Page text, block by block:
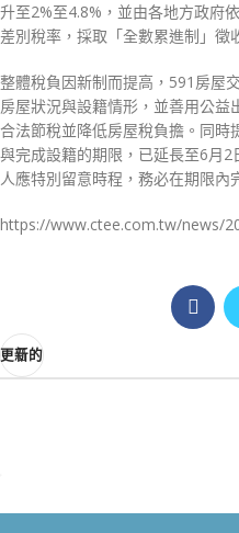
升至2%至4.8%，並由各地方政府
差別稅率，採取「全數累進制」徵
整體稅負因新制而提高，591房屋
房屋狀況與設籍情形，並善用公
合法節稅並降低房屋稅負擔。同
與完成設籍的期限，已延長至6月
人應特別留意時程，務必在期限內
https://www.ctee.com.tw/news/
更新的